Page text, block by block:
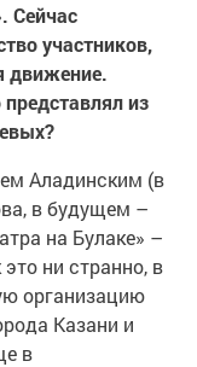
Сейчас
участников,
движение.
из
Аладинским (в
в будущем –
на Булаке» –
ни странно, в
организацию
Казани и
в